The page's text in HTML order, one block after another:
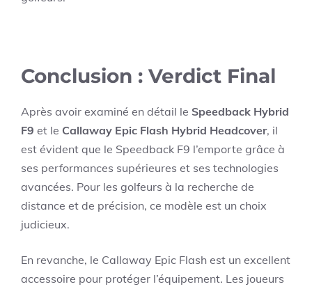
Conclusion : Verdict Final
Après avoir examiné en détail le Speedback Hybrid
F9 et le Callaway Epic Flash Hybrid Headcover, il
est évident que le Speedback F9 l’emporte grâce à
ses performances supérieures et ses technologies
avancées. Pour les golfeurs à la recherche de
distance et de précision, ce modèle est un choix
judicieux.
En revanche, le Callaway Epic Flash est un excellent
accessoire pour protéger l’équipement. Les joueurs